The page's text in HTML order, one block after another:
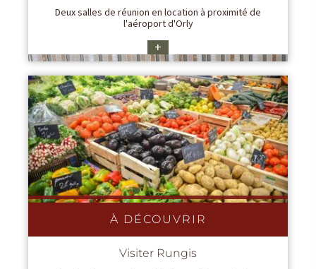
Deux salles de réunion en location à proximité de
l'aéroport d'Orly
+
À DÉCOUVRIR
Visiter Rungis